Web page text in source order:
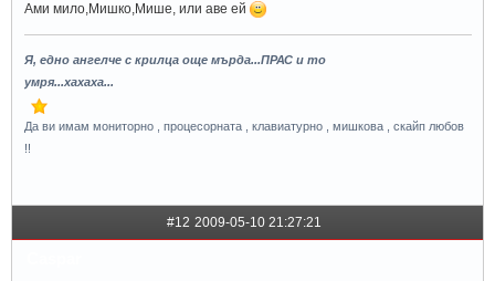
Ами мило,Мишко,Мише, или аве ей
Я, едно ангелче с крилца още мърда...ПРАС и то
умря...хахаха...
Да ви имам мониторно , процесорната , клавиатурно , мишкова , скайп любов
!!
#12 2009-05-10 21:27:21